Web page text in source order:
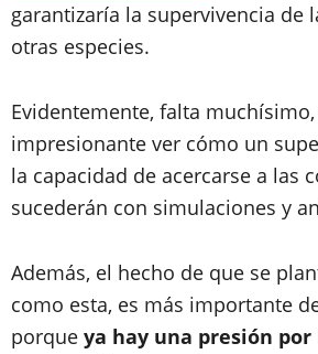
garantizaría la supervivencia de
otras especies.
Evidentemente, falta
impresionante ver cómo un
la capacidad de acercarse a las
sucederán con simulaciones y
Además, el hecho de que se
como esta, es más importante
porque ya hay una presión por